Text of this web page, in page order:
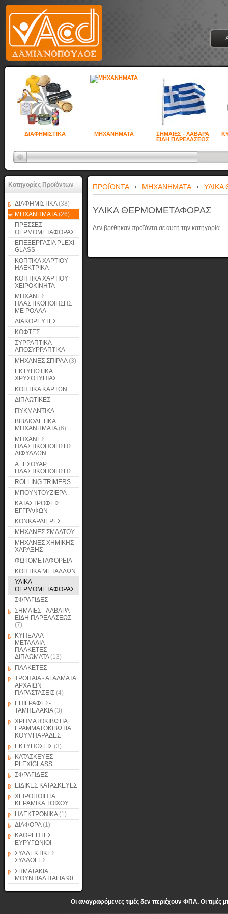
ΔΙΑΦΗΜΙΣΤΙΚΑ ΜΗΧΑΝΗΜΑΤΑ
ΣΗΜΑΙΕΣ - ΛΑΒΑΡΑ
ΕΙΔΗ ΠΑΡΕΛΑΣΕΩΣ
Κατηγορίες Προϊόντων
ΔΙΑΦΗΜΙΣΤΙΚΑ(38)
ΜΗΧΑΝΗΜΑΤΑ(26)
ΠΡΕΣΣΕΣ
ΘΕΡΜΟΜΕΤΑΦΟΡΑΣ
ΕΠΕΞΕΡΓΑΣΙΑ PLEXI
GLASS
ΚΟΠΤΙΚΑ ΧΑΡΤΙΟΥ
ΗΛΕΚΤΡΙΚΑ
ΚΟΠΤΙΚΑ ΧΑΡΤΙΟΥ
ΧΕΙΡΟΚΙΝΗΤΑ
ΜΗΧΑΝΕΣ
ΠΛΑΣΤΙΚΟΠΟΙΗΣΗΣ
ΜΕ ΡΟΛΛΑ
ΔΙΑΚΟΡΕΥΤΕΣ
ΚΟΦΤΕΣ
ΣΥΡΡΑΠΤΙΚΑ -
ΑΠΟΣΥΡΡΑΠΤΙΚΑ
ΜΗΧΑΝΕΣ ΣΠΙΡΑΛ(3)
ΕΚΤΥΠΩΤΙΚΑ
ΧΡΥΣΟΤΥΠΙΑΣ
ΚΟΠΤΙΚΑ ΚΑΡΤΩΝ
ΔΙΠΛΩΤΙΚΕΣ
ΠΥΚΜΑΝΤΙΚΑ
ΒΙΒΛΙΟΔΕΤΙΚΑ
ΜΗΧΑΝΗΜΑΤΑ(6)
ΜΗΧΑΝΕΣ
ΠΛΑΣΤΙΚΟΠΟΙΗΣΗΣ
ΔΙΦΥΛΛΩΝ
ΑΞΕΣΟΥΑΡ
ΠΛΑΣΤΙΚΟΠΟΙΗΣΗΣ
ROLLING TRIMERS
ΜΠΟΥΝΤΟΥΖΙΕΡΑ
ΚΑΤΑΣΤΡΟΦΕΙΣ
ΕΓΓΡΑΦΩΝ
ΚΟΝΚΑΡΔΙΕΡΕΣ
ΜΗΧΑΝΕΣ ΣΜΑΛΤΟΥ
ΜΗΧΑΝΕΣ ΧΗΜΙΚΗΣ
ΧΑΡΑΞΗΣ
ΦΩΤΟΜΕΤΑΦΟΡΕΙΑ
ΚΟΠΤΙΚΑ ΜΕΤΑΛΛΩΝ
ΥΛΙΚΑ
ΘΕΡΜΟΜΕΤΑΦΟΡΑΣ
ΣΦΡΑΓΙΔΕΣ
ΣΗΜΑΙΕΣ - ΛΑΒΑΡΑ
ΕΙΔΗ ΠΑΡΕΛΑΣΕΩΣ
(7)
ΚΥΠΕΛΛΑ -
ΜΕΤΑΛΛΙΑ
ΠΛΑΚΕΤΕΣ
ΔΙΠΛΩΜΑΤΑ(13)
ΠΛΑΚΕΤΕΣ
ΤΡΟΠΑΙΑ - ΑΓΑΛΜΑΤΑ
ΑΡΧΑΙΩΝ
ΠΑΡΑΣΤΑΣΕΙΣ (4)
ΕΠΙΓΡΑΦΕΣ-
ΤΑΜΠΕΛΑΚΙΑ(3)
ΧΡΗΜΑΤΟΚΙΒΩΤΙΑ
ΓΡΑΜΜΑΤΟΚΙΒΩΤΙΑ
ΚΟΥΜΠΑΡΑΔΕΣ
ΕΚΤΥΠΩΣΕΙΣ (3)
ΚΑΤΑΣΚΕΥΕΣ
PLEXIGLASS
ΣΦΡΑΓΙΔΕΣ
ΕΙΔΙΚΕΣ ΚΑΤΑΣΚΕΥΕΣ
ΧΕΙΡΟΠΟΙΗΤΑ
ΚΕΡΑΜΙΚΑ ΤΟΙΧΟΥ
ΗΛΕΚΤΡΟΝΙΚΑ(1)
ΔΙΑΦΟΡΑ(1)
ΚΑΘΡΕΠΤΕΣ
ΕΥΡΥΓΩΝΙΟΙ
ΣΥΛΛΕΚΤΙΚΕΣ
ΣΥΛΛΟΓΕΣ
ΣΗΜΑΤΑΚΙΑ
ΜΟΥΝΤΙΑΛ ITALIA 90
ΠΡΟΪΟΝΤΑ ΜΗΧΑΝΗΜΑΤΑ
ΥΛΙΚΑ ΘΕΡΜΟΜΕΤΑΦΟΡΑΣ
Δεν βρέθηκαν προϊόντα σε αυτη την κατηγορία
Οι αναγραφόμενες τιμές δεν περιέχουν ΦΠΑ. Οι